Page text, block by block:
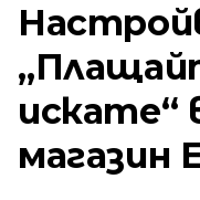
искате“
магазин